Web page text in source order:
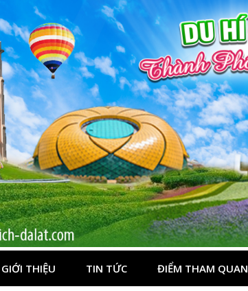
Đà Lạt
GIỚI THIỆU TIN TỨC ĐIỂM THAM QUAN